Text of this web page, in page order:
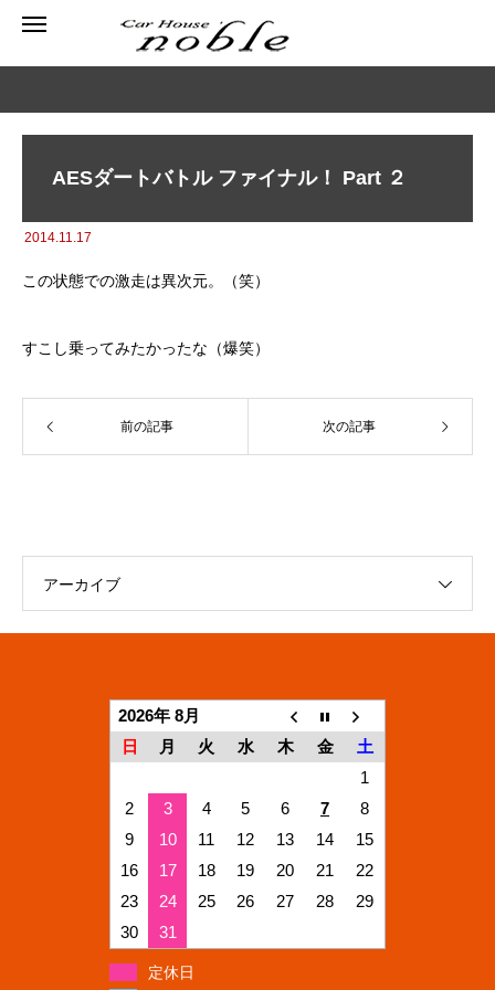
AESダートバトル ファイナル！ Part ２
2014.11.17
この状態での激走は異次元。（笑）
すこし乗ってみたかったな（爆笑）
前の記事 次の記事
アーカイブ
2026年 8月
日
月 火 水 木 金
土
1
2
3 4 5 6 7
8
9
10 11 12 13 14
15
16
17 18 19 20 21
22
23
24 25 26 27 28
29
30
31
定休日